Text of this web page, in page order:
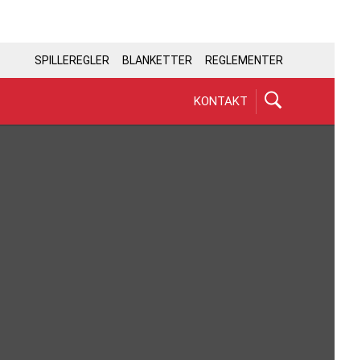
SPILLEREGLER BLANKETTER REGLEMENTER
KONTAKT